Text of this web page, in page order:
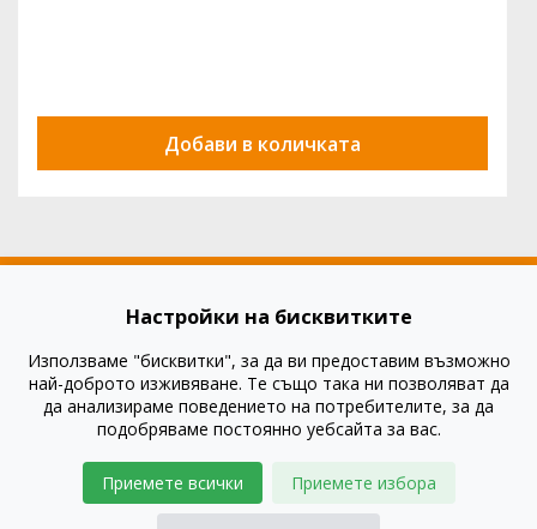
Добави в количката
Как да купя?
Как да платя?
Въпроси и отговори
Правила и условия
Настройки на бисквитките
Използваме "бисквитки", за да ви предоставим възможно
най-доброто изживяване. Те също така ни позволяват да
да анализираме поведението на потребителите, за да
подобряваме постоянно уебсайта за вас.
Приемете всички Приемете избора